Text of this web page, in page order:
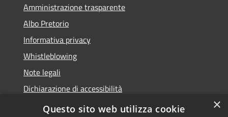
Amministrazione trasparente
Albo Pretorio
Informativa privacy
Whistleblowing
Note legali
Dichiarazione di accessibilità
Feedback accessibilità
×
Questo sito web utilizza cookie